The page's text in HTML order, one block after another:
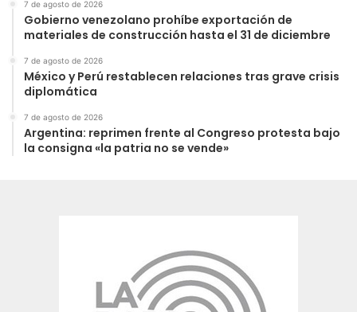
7 de agosto de 2026
Gobierno venezolano prohíbe exportación de
materiales de construcción hasta el 31 de diciembre
7 de agosto de 2026
México y Perú restablecen relaciones tras grave crisis
diplomática
7 de agosto de 2026
Argentina: reprimen frente al Congreso protesta bajo
la consigna «la patria no se vende»